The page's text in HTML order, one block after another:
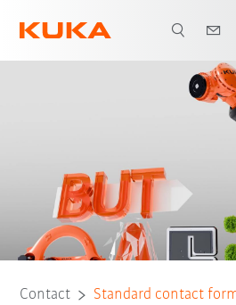
Contact Standard contact